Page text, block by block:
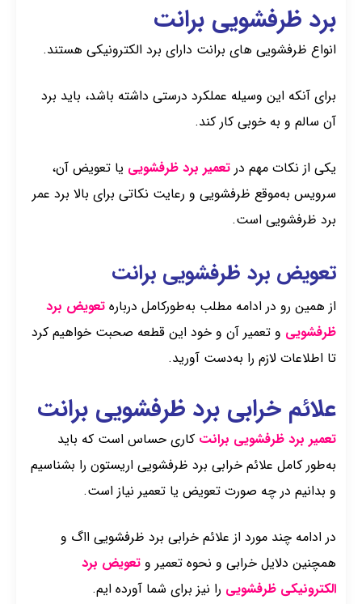
برد ظرفشویی برانت
انواع ظرفشویی های برانت دارای برد الکترونیکی هستند.
برای آنکه این وسیله عملکرد درستی داشته باشد، باید برد
آن سالم و به خوبی کار کند.
یکی از نکات مهم در تعمیر برد ظرفشویی یا تعویض آن،
سرویس به‌موقع ظرفشویی و رعایت نکاتی برای بالا برد عمر
برد ظرفشویی است.
تعویض برد ظرفشویی برانت
از همین رو در ادامه مطلب به‌طورکامل درباره تعویض برد
ظرفشویی و تعمیر آن و خود این قطعه صحبت خواهیم کرد
تا اطلاعات لازم را به‌دست آورید.
علائم خرابی برد ظرفشویی برانت
تعمیر برد ظرفشویی برانت کاری حساس است که باید
به‌طور کامل علائم خرابی برد ظرفشویی اریستون را بشناسیم
و بدانیم در چه صورت تعویض یا تعمیر نیاز است.
در ادامه چند مورد از علائم خرابی برد ظرفشویی ااگ و
همچنین دلایل خرابی و نحوه تعمیر و تعویض برد
الکترونیکی ظرفشویی را نیز برای شما آورده ایم.